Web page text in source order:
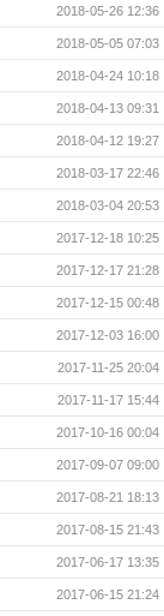
2018-05-26 12:36
2018-05-05 07:03
2018-04-24 10:18
2018-04-13 09:31
2018-04-12 19:27
2018-03-17 22:46
2018-03-04 20:53
2017-12-18 10:25
2017-12-17 21:28
2017-12-15 00:48
2017-12-03 16:00
2017-11-25 20:04
2017-11-17 15:44
2017-10-16 00:04
2017-09-07 09:00
2017-08-21 18:13
2017-08-15 21:43
2017-06-17 13:35
2017-06-15 21:24